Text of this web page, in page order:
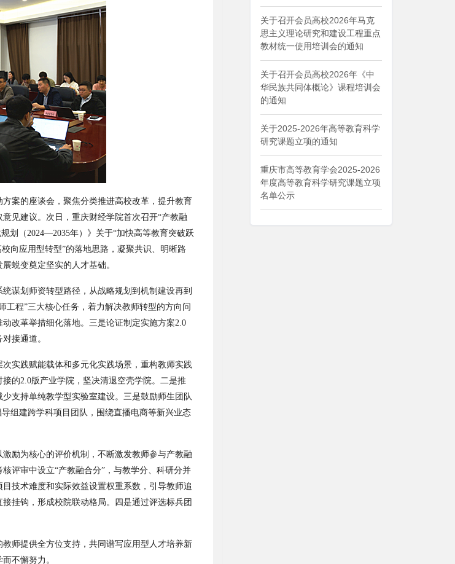
案的座谈会，聚焦分类推进高校改革，提升教育
见建议。次日，重庆财经学院首次召开“产教融
划（2024—2035年）》关于“加快高等教育突破跃
向应用型转型”的落地思路，凝聚共识、明晰路
蜕变奠定坚实的人才基础。
谋划师资转型路径 ， 从战略规划到机制建设再到
工程”三大核心任务，着力解决教师转型的方向问
改革举措细化落地。三是论证制定实施方案2.0
对接通道。
次实践赋能载体和 多元化实践场景 ，重构教师实践
接的2.0版产业学院，坚决清退空壳学院。二是推
少支持单纯教学型实验室建设。三是鼓励师生团队
导组建跨学科项目团队，围绕直播电商等新兴业态
励为核心的评价机制 ，不断激发教师参与产教融
核评审中设立“产教融合分”，与教学分、科研分并
技术难度和实际效益设置权重系数，引导教师追
挂钩，形成校院联动格局。四是通过评选标兵团
教师提供全方位支持，共同谱写应用型人才培养新
而不懈努力。
关于召开会员高校2026年马克
思主义理论研究和建设工程重点
教材统一使用培训会的通知
关于召开会员高校2026年《中
华民族共同体概论》课程培训会
的通知
关于2025-2026年高等教育科学
研究课题立项的通知
重庆市高等教育学会2025-2026
年度高等教育科学研究课题立项
名单公示